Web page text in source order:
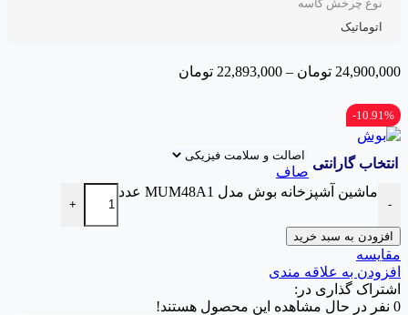
نوع چرخش کاسه
اتوماتیک
24,900,000 تومان –
22,893,000 تومان
10.91%-
انتخاب گارانتی
صاف
-
ماشین آشپزخانه بوش مدل MUM48A1 عدد
+
افزودن به سبد خرید
مقایسه
افزودن به علاقه مندی
اشتراک گذاری در:
0 نفر در حال مشاهده این محصول هستند!